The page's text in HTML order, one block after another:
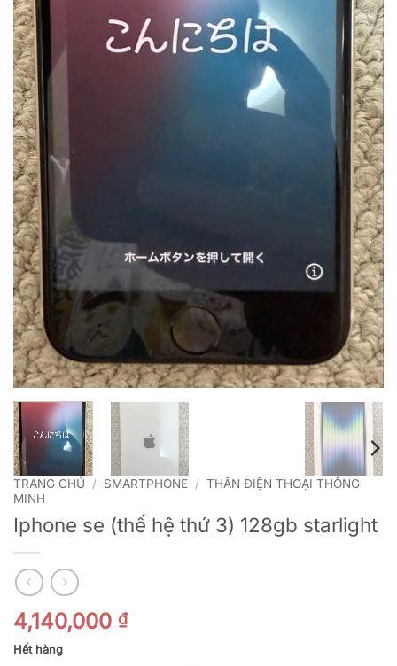
TRANG CHỦ / SMARTPHONE / THÂN ĐIỆN THOẠI THÔNG
MINH
Iphone se (thế hệ thứ 3) 128gb starlight
4,140,000 ₫
Hết hàng